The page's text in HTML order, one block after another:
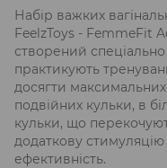
Набір важких
FeelzToys - FemmeFit
створений
практикують
досягти максимальних
подвійних кульки, в
кульки, що
додаткову стимуляцію
ефективність.